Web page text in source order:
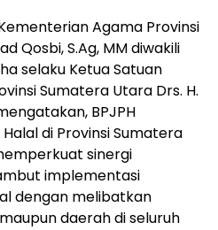
Agama Provinsi
Qosbi, S.Ag, MM diwakili
selaku Ketua Satuan
Sumatera Utara Drs. H.
BPJPH
di Provinsi Sumatera
sinergi
implementasi
dengan melibatkan
daerah di seluruh